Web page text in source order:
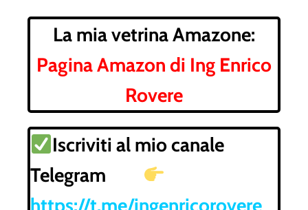
La mia vetrina Amazone:
Pagina Amazon di Ing Enrico
Rovere
Iscriviti al mio canale
Telegram
https://t.me/ingenricorovere